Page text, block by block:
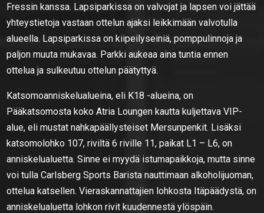
Fressin kanssa. Lapsiparkissa on valvojat ja lapsen voi jättää
yhteystietoja vastaan ottelun ajaksi leikkimään valvotulla
alueella. Lapsiparkissa on kiipeilyseiniä, pomppulinnoja ja
paljon muuta mukavaa. Parkki aukeaa aina tuntia ennen
ottelua ja sulkeutuu ottelun päätyttyä.
Katsomoanniskelualueina, eli K18 -alueina, on
Pääkatsomosta koko Atria Loungen kautta kuljettava VIP-
alue, eli mustat nahkapäällysteiset Mersunpenkit. Lisäksi
katsomolohko 107, riviltä 6 riville 11, paikat L1 – L6, on
anniskelualuetta. Sinne ei myydä istumapaikkoja, mutta sinne
voi tulla Carlsberg Sports Barista nauttimaan alkoholijuoman,
ottelua katsellen. Vieraskannattajien lohkosta Itäpäädystä, on
anniskelualuetta lohkon rivit kuudennestä ylöspäin.